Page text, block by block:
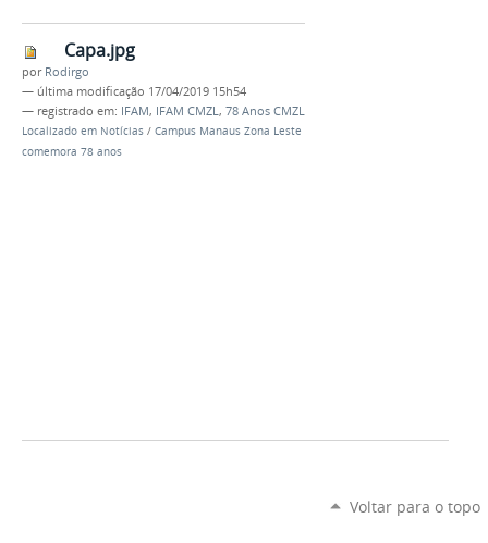
Capa.jpg
por Rodirgo
— última modificação 17/04/2019 15h54
— registrado em: IFAM, IFAM CMZL , 78 Anos CMZL
Localizado em Notícias / Campus Manaus Zona Leste
comemora 78 anos
Voltar para o topo